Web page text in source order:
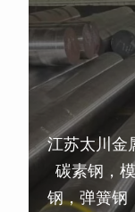
江苏太川金
碳素钢，
钢，弹簧钢